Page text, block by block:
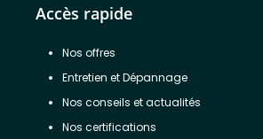
Accès rapide
Nos offres
Entretien et Dépannage
Nos conseils et actualités
Nos certifications